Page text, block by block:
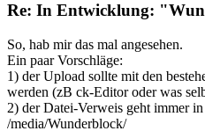
Re: In Entwicklung:
So, hab mir das mal angesehen.
Ein paar Vorschläge:
1) der Upload sollte mit den
werden (zB ck-Editor oder was
2) der Datei-Verweis geht immer
/media/Wunderblock/